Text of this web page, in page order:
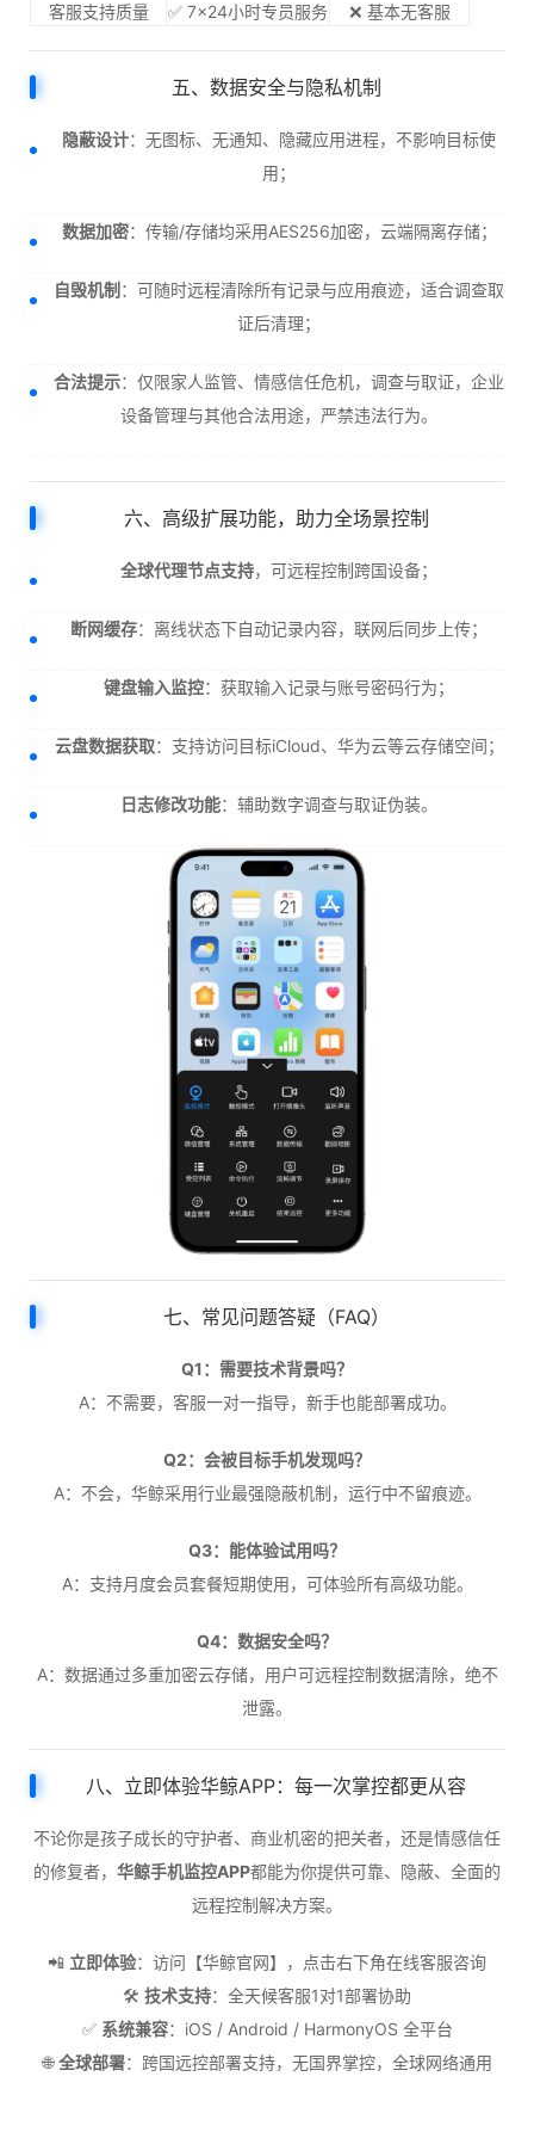
客服支持质量
✅ 7×24小时专员服务 ❌ 基本无客服
五、数据安全与隐私机制
隐蔽设计：无图标、无通知、隐藏应用进程，不影响目标使
用；
数据加密：传输/存储均采用AES256加密，云端隔离存储；
自毁机制 ：可随时远程清除所有记录与应用痕迹，适合调查取
证后清理；
合法提示：仅限家人监管、情感信任危机，调查与取证，企业
设备管理与其他合法用途，严禁违法行为。
六、高级扩展功能，助力全场景控制
全球代理节点支持，可远程控制跨国设备；
断网缓存：离线状态下自动记录内容，联网后同步上传；
键盘输入监控：获取输入记录与账号密码行为；
云盘数据获取：支持访问目标iCloud、华为云等云存储空间；
日志修改功能：辅助数字调查与取证伪装。
七、常见问题答疑（FAQ）
Q1：需要技术背景吗？
A：不需要，客服一对一指导，新手也能部署成功。
Q2：会被目标手机发现吗？
A：不会，华鲸采用行业最强隐蔽机制，运行中不留痕迹。
Q3：能体验试用吗？
A：支持月度会员套餐短期使用，可体验所有高级功能。
Q4：数据安全吗？
A：数据通过多重加密云存储，用户可远程控制数据清除，绝不
泄露。
八、立即体验华鲸APP：每一次掌控都更从容
不论你是孩子成长的守护者、商业机密的把关者，还是情感信任
的修复者， 华鲸手机监控APP都能为你提供可靠、隐蔽、全面的
远程控制解决方案。
📲 立即体验：访问【华鲸官网】，点击右下角在线客服咨询
🛠️ 技术支持：全天候客服1对1部署协助
✅ 系统兼容：iOS / Android / HarmonyOS 全平台
🌐全球部署：跨国远控部署支持，无国界掌控，全球网络通用